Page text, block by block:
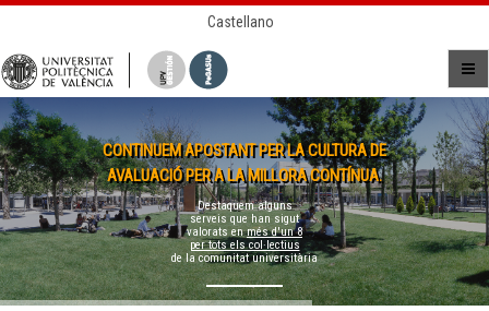
Castellano
CONTINUEM APOSTANT PER LA CULTURA DE
AVALUACIÓ PER A LA MILLORA CONTÍNUA.
Destaquem alguns
serveis que han sigut
valorats enmés d'un 8
per tots els col·lectius
de la comunitat universitària